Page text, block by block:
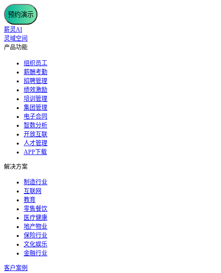
预约演示
薪灵AI
灵域空间
产品功能
组织员工
薪酬考勤
招聘管理
绩效激励
培训管理
集团管理
电子合同
智数分析
开放互联
人才管理
APP下载
解决方案
制造行业
互联网
教育
零售餐饮
医疗健康
地产物业
保险行业
文化娱乐
金融行业
客户案例